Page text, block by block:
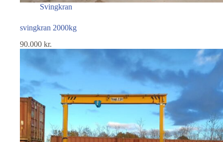
Svingkran
svingkran 2000kg
90.000 kr.